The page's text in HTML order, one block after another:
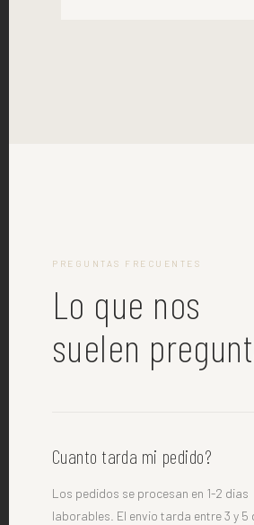
PREGUNTAS FRECUENTES
Lo que nos
suelen
Cuanto tarda mi pedido?
Los pedidos se procesan en 1-2 dias
laborables. El envio tarda entre 3 y 5